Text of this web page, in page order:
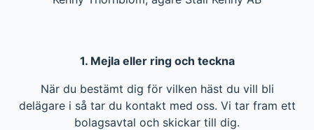
1. Mejla eller ring och teckna
När du bestämt dig för vilken häst du vill bli
delägare i så tar du kontakt med oss. Vi tar fram ett
bolagsavtal och skickar till dig.